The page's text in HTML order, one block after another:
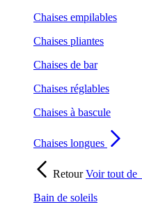
Chaises empilables
Chaises pliantes
Chaises de bar
Chaises réglables
Chaises à bascule
Chaises longues
RetourVoir tout de
Bain de soleils